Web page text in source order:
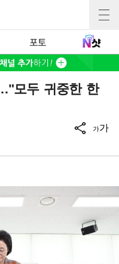
포토
모두 귀중한 한
가가